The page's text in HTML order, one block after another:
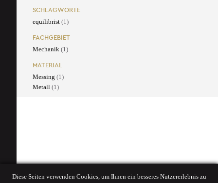
SCHLAGWORTE
equilibrist (1)
FACHGEBIET
Mechanik (1)
MATERIAL
Messing (1)
Metall (1)
Diese Seiten verwenden Cookies, um Ihnen ein besseres Nutzererlebnis zu